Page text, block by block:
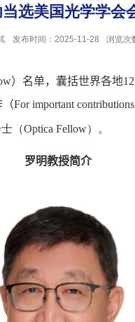
选美国光学学会
发布时间：2025-11-28 浏览次
）名单， 囊括世界各地
（For important
（Optica Fellow）。
罗明教授简介